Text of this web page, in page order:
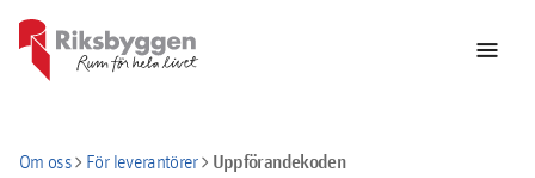
menu
Om osschevron_rightFör leverantörerchevron_rightUppförandekoden